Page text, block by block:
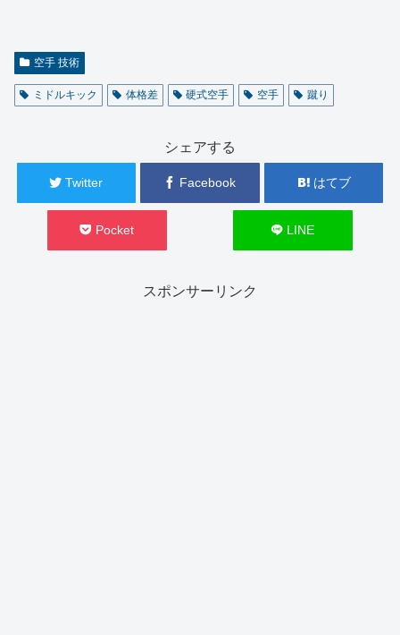
空手 技術
ミドルキック 体格差 硬式空手 空手 蹴り
シェアする
Twitter Facebook はてブ
Pocket LINE
スポンサーリンク